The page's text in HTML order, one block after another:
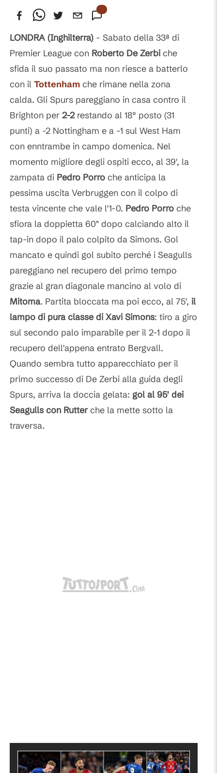
LONDRA (Inghilterra) - Sabato della 33ª di
Premier League con Roberto De Zerbi che
sfida il suo passato ma non riesce a batterlo
con il Tottenham che rimane nella zona
calda. Gli Spurs pareggiano in casa contro il
Brighton per 2-2restando al 18° posto (31
punti) a -2 Nottingham e a -1 sul West Ham
con enntrambe in campo domenica. Nel
momento migliore degli ospiti ecco, al 39', la
zampata di Pedro Porro che anticipa la
pessima uscita Verbruggen con il colpo di
testa vincente che vale l'1-0. Pedro Porro che
sfiora la doppietta 60" dopo calciando alto il
tap-in dopo il palo colpito da Simons. Gol
mancato e quindi gol subito perché i Seagulls
pareggiano nel recupero del primo tempo
grazie al gran diagonale mancino al volo di
Mitoma. Partita bloccata ma poi ecco, al 75', il
lampo di pura classe di Xavi Simons: tiro a giro
sul secondo palo imparabile per il 2-1 dopo il
recupero dell'appena entrato Bergvall.
Quando sembra tutto apparecchiato per il
primo successo di De Zerbi alla guida degli
Spurs, arriva la doccia gelata: gol al 95' dei
Seagulls con Rutterche la mette sotto la
traversa.